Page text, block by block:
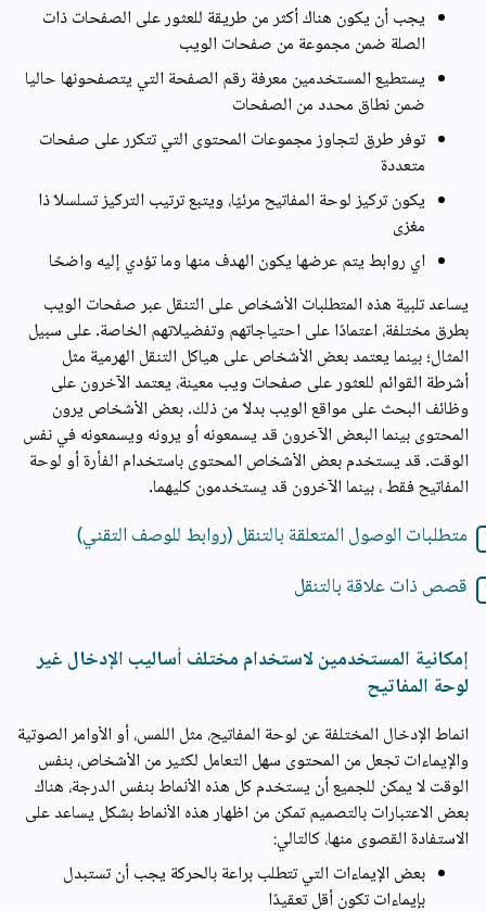
يجب أن يكون هناك أكثر من طريقة للعثور على الصفحات ذات
الصلة ضمن مجموعة من صفحات الويب
يستطيع المستخدمين معرفة رقم الصفحة التي يتصفحونها حاليا
ضمن نطاق محدد من الصفحات
توفر طرق لتجاوز مجموعات المحتوى التي تتكرر على صفحات
متعددة
يكون تركيز لوحة المفاتيح مرئيًا، ويتبع ترتيب التركيز تسلسلًا ذا
مغزى
اي روابط يتم عرضها يكون الهدف منها وما تؤدي إليه واضحًا
يساعد تلبية هذه المتطلبات الأشخاص على التنقل عبر صفحات الويب
بطرق مختلفة، اعتمادًا على احتياجاتهم وتفضيلاتهم الخاصة. على سبيل
المثال؛ بينما يعتمد بعض الأشخاص على هياكل التنقل الهرمية مثل
أشرطة القوائم للعثور على صفحات ويب معينة، يعتمد الآخرون على
وظائف البحث على مواقع الويب بدلاً من ذلك. بعض الأشخاص يرون
المحتوى بينما البعض الآخرون قد يسمعونه أو يرونه ويسمعونه في نفس
الوقت. قد يستخدم بعض الأشخاص المحتوى باستخدام الفأرة أو لوحة
المفاتيح فقط ، بينما الآخرون قد يستخدمون كليهما.
متطلبات الوصول المتعلقة بالتنقل (روابط للوصف التقني)
قصص ذات علاقة بالتنقل
إمكانية المستخدمين لاستخدام مختلف أساليب الإدخال غير
لوحة المفاتيح
انماط الإدخال المختلفة عن لوحة المفاتيح، مثل اللمس، أو الأوامر الصوتية
والإيماءات تجعل من المحتوى سهل التعامل لكثير من الأشخاص، بنفس
الوقت لا يمكن للجميع أن يستخدم كل هذه الأنماط بنفس الدرجة، هناك
بعض الاعتبارات بالتصميم تمكن من اظهار هذه الأنماط بشكل يساعد على
الاستفادة القصوى منها، كالتالي:
بعض الإيماءات التي تتطلب براعة بالحركة يجب أن تستبدل
بإيماءات تكون أقل تعقيدًا